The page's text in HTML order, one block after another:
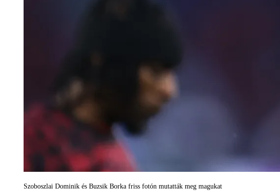
Szoboszlai Dominik és Buzsik Borka friss fotón mutatták meg magukat